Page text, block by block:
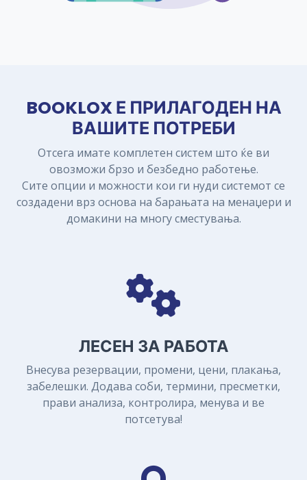
BOOKLOX Е ПРИЛАГОДЕН НА
ВАШИТЕ ПОТРЕБИ
Отсега имате комплетен систем што ќе ви
овозможи брзо и безбедно работење.
Сите опции и можности кои ги нуди системот се
создадени врз основа на барањата на менаџери и
домакини на многу сместувања.
ЛЕСЕН ЗА РАБОТА
Внесува резервации, промени, цени, плакања,
забелешки. Додава соби, термини, пресметки,
прави анализа, контролира, менува и ве
потсетува!